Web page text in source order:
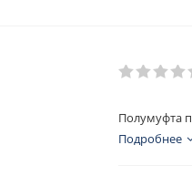
Полумуфта
Подробнее